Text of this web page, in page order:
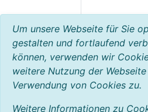
Eine Schule
2019
Um unsere Webseite für Sie
gestalten und fortlaufend
können, verwenden wir
weitere Nutzung der
Verwendung von Cookies zu.
Weitere Informationen zu